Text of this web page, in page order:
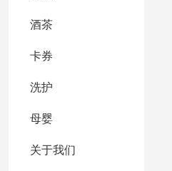
酒茶
卡券
洗护
母婴
关于我们